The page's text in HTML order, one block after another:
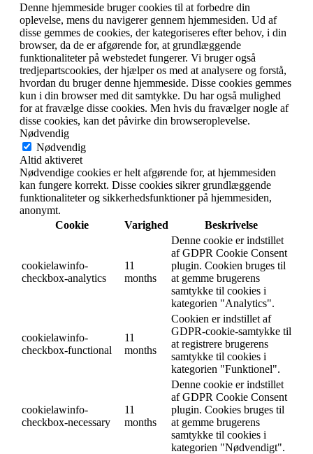
Denne hjemmeside bruger cookies til at forbedre din
oplevelse, mens du navigerer gennem hjemmesiden. Ud af
disse gemmes de cookies, der kategoriseres efter behov, i din
browser, da de er afgørende for, at grundlæggende
funktionaliteter på webstedet fungerer. Vi bruger også
tredjepartscookies, der hjælper os med at analysere og forstå,
hvordan du bruger denne hjemmeside. Disse cookies gemmes
kun i din browser med dit samtykke. Du har også mulighed
for at fravælge disse cookies. Men hvis du fravælger nogle af
disse cookies, kan det påvirke din browseroplevelse.
Nødvendig
Nødvendig
Altid aktiveret
Nødvendige cookies er helt afgørende for, at hjemmesiden
kan fungere korrekt. Disse cookies sikrer grundlæggende
funktionaliteter og sikkerhedsfunktioner på hjemmesiden,
anonymt.
Cookie
Varighed Beskrivelse
cookielawinfo-
checkbox-analytics
11
months
Denne cookie er indstillet
af GDPR Cookie Consent
plugin. Cookien bruges til
at gemme brugerens
samtykke til cookies i
kategorien "Analytics".
cookielawinfo-
checkbox-functional
11
months
Cookien er indstillet af
GDPR-cookie-samtykke til
at registrere brugerens
samtykke til cookies i
kategorien "Funktionel".
cookielawinfo-
checkbox-necessary
11
months
Denne cookie er indstillet
af GDPR Cookie Consent
plugin. Cookies bruges til
at gemme brugerens
samtykke til cookies i
kategorien "Nødvendigt".